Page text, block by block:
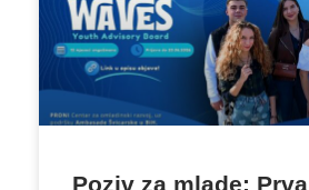
Poziv za mlade: Prva